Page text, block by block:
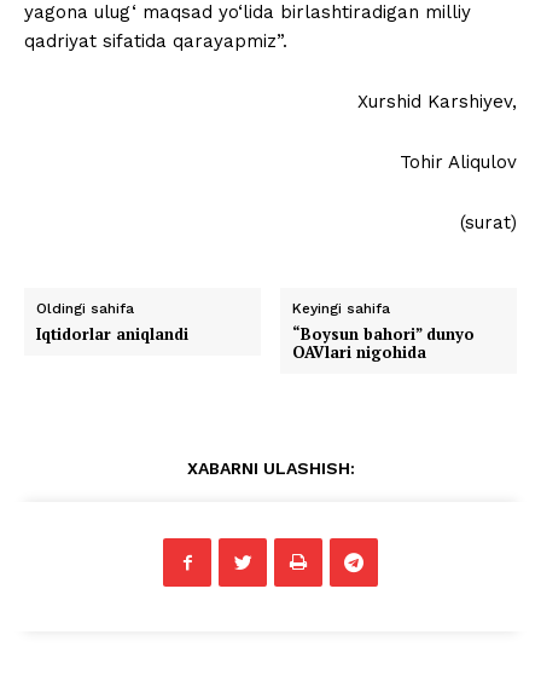
yagona ulug‘ maqsad yo‘lida birlashtiradigan milliy
qadriyat sifatida qarayapmiz”.
Xurshid Karshiyev,
Tohir Aliqulov
(surat)
Oldingi sahifa
Iqtidorlar aniqlandi
Keyingi sahifa
“Boysun bahori” dunyo
OAVlari nigohida
XABARNI ULASHISH: